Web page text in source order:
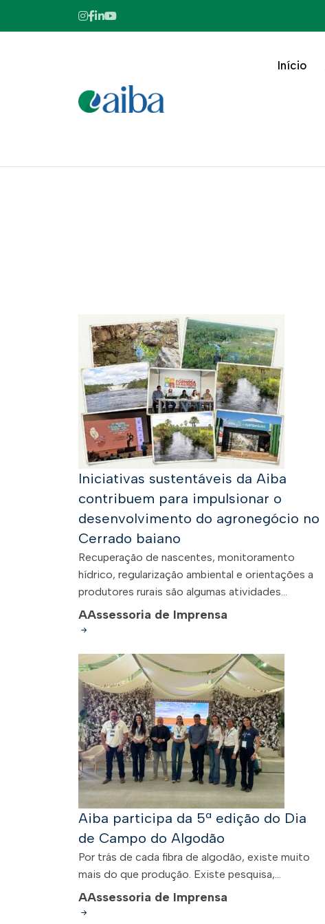
Início
Iniciativas sustentáveis da Aiba
contribuem para impulsionar o
desenvolvimento do agronegócio no
Cerrado baiano
Recuperação de nascentes, monitoramento
hídrico, regularização ambiental e orientações a
produtores rurais são algumas atividades...
AAssessoria de Imprensa
Aiba participa da 5ª edição do Dia
de Campo do Algodão
Por trás de cada fibra de algodão, existe muito
mais do que produção. Existe pesquisa,...
AAssessoria de Imprensa